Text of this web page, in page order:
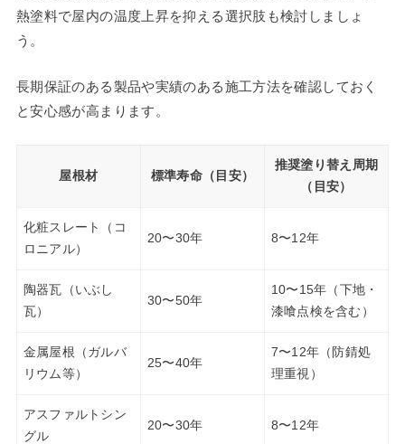
熱塗料で屋内の温度上昇を抑える選択肢も検討しましょ
う。
長期保証のある製品や実績のある施工方法を確認しておく
と安心感が高まります。
屋根材 標準寿命（目安）
推奨塗り替え周期
（目安）
化粧スレート（コ
ロニアル）
20〜30年 8〜12年
陶器瓦（いぶし
瓦）
30〜50年
10〜15年（下地・
漆喰点検を含む）
金属屋根（ガルバ
リウム等）
25〜40年
7〜12年（防錆処
理重視）
アスファルトシン
グル
20〜30年 8〜12年